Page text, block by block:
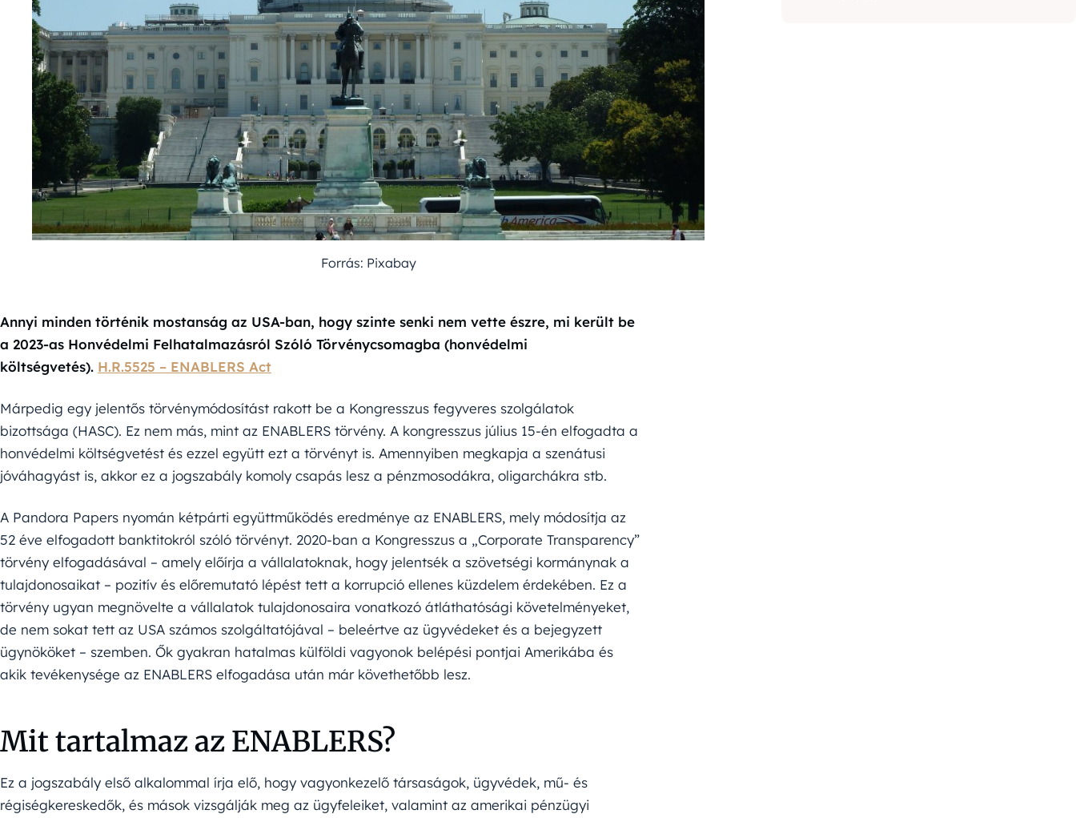
Forrás: Pixabay
Annyi minden történik mostanság az USA-ban, hogy szinte senki nem vette észre, mi került be
a 2023-as Honvédelmi Felhatalmazásról Szóló Törvénycsomagba (honvédelmi
költségvetés). H.R.5525 – ENABLERS Act
Márpedig egy jelentős törvénymódosítást rakott be a Kongresszus fegyveres szolgálatok
bizottsága (HASC). Ez nem más, mint az ENABLERS törvény. A kongresszus július 15-én elfogadta a
honvédelmi költségvetést és ezzel együtt ezt a törvényt is. Amennyiben megkapja a szenátusi
jóváhagyást is, akkor ez a jogszabály komoly csapás lesz a pénzmosodákra, oligarchákra stb.
A Pandora Papers nyomán kétpárti együttműködés eredménye az ENABLERS, mely módosítja az
52 éve elfogadott banktitokról szóló törvényt. 2020-ban a Kongresszus a „Corporate Transparency”
törvény elfogadásával – amely előírja a vállalatoknak, hogy jelentsék a szövetségi kormánynak a
tulajdonosaikat – pozitív és előremutató lépést tett a korrupció ellenes küzdelem érdekében. Ez a
törvény ugyan megnövelte a vállalatok tulajdonosaira vonatkozó átláthatósági követelményeket,
de nem sokat tett az USA számos szolgáltatójával – beleértve az ügyvédeket és a bejegyzett
ügynököket – szemben. Ők gyakran hatalmas külföldi vagyonok belépési pontjai Amerikába és
akik tevékenysége az ENABLERS elfogadása után már követhetőbb lesz.
Mit tartalmaz az ENABLERS?
Ez a jogszabály első alkalommal írja elő, hogy vagyonkezelő társaságok, ügyvédek, mű- és
régiségkereskedők, és mások vizsgálják meg az ügyfeleiket, valamint az amerikai pénzügyi